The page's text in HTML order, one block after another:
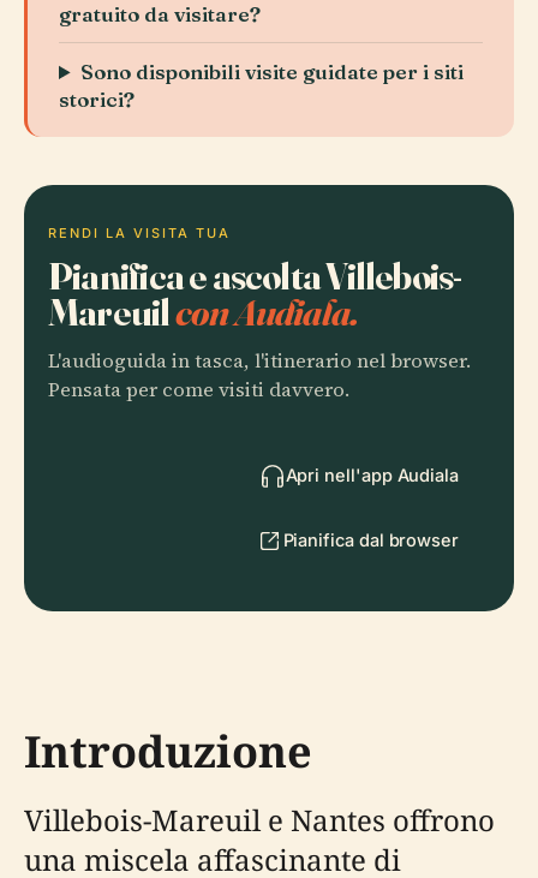
gratuito da visitare?
Sono disponibili visite guidate per i siti
storici?
RENDI LA VISITA TUA
Pianifica e ascolta Villebois-
Mareuilcon Audiala.
L'audioguida in tasca, l'itinerario nel browser.
Pensata per come visiti davvero.
Apri nell'app Audiala
Pianifica dal browser
Introduzione
Villebois-Mareuil e Nantes offrono
una miscela affascinante di